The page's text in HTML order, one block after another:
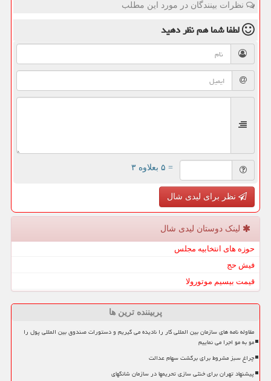
نظرات بینندگان در مورد این مطلب
لطفا شما همنظر دهید
= ۵ بعلاوه ۳
نظر برای لیدی شال
لینک دوستان لیدی شال
حوزه های انتخابیه مجلس
فیش حج
قیمت بیسیم موتورولا
پربیننده ترین ها
مقاوله نامه های سازمان بین المللی کار را نادیده می گیریم و دستورات صندوق بین المللی پول را
مو به مو اجرا می نماییم
چراغ سبز مشروط برای برگشت سهام عدالت
پیشنهاد تهران برای خنثی سازی تحریمها در سازمان شانگهای